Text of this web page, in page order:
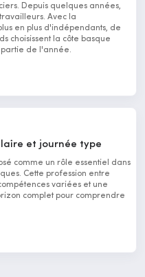
Depuis quelques années,
Avec la
en plus d'indépendants, de
choisissent la côte basque
partie de l'année.
et journée type
comme un rôle essentiel dans
Cette profession entre
variées et une
complet pour comprendre